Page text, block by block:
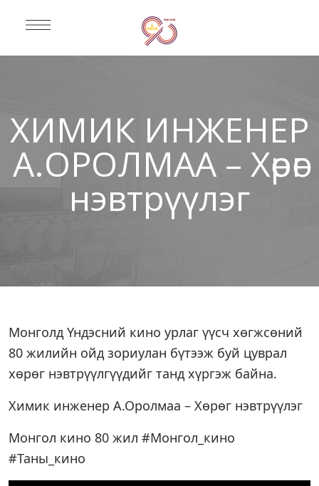
ХИМИК ИНЖЕНЕР
А.ОРОЛМАА – Хөрөг
нэвтрүүлэг
Монголд Үндэсний кино урлаг үүсч хөгжсөний
80 жилийн ойд зориулан бүтээж буй цуврал
хөрөг нэвтрүүлгүүдийг танд хүргэж байна.
Химик инженер А.Оролмаа – Хөрөг нэвтрүүлэг
Монгол кино 80 жил #Монгол_кино
#Таны_кино